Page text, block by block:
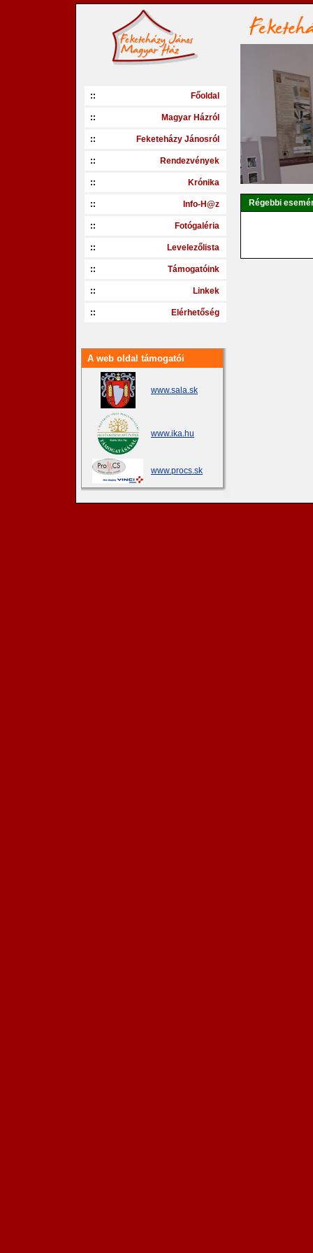
:: Főoldal
:: Magyar Házról
:: Feketeházy Jánosról
:: Rendezvények
:: Krónika
:: Info-H@z
:: Fotógaléria
:: Levelezőlista
:: Támogatóink
:: Linkek
:: Elérhetőség
A web oldal támogatói
www.sala.sk
www.ika.hu
www.procs.sk
Régebbi